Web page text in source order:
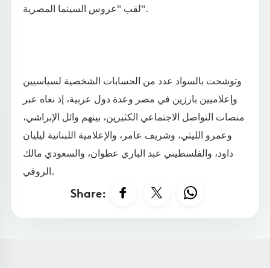
لقب "عروس السينما المصرية".
وتوشحت بالسواد عدد من الحسابات الشخصية لسياسيين
وإعلاميين بارزين في مصر وعدة دول عربية، إذ نعاه عبر
منصات التواصل الاجتماعي الكثيرين، بينهم وائل الإبراشي،
وعمرو الليثي، وشريف عامر، والإعلامية اللبنانية ليليان
داود، والفلسطيني عبد الباري عطوان، والسعودي مالك
الروقي.
Share: